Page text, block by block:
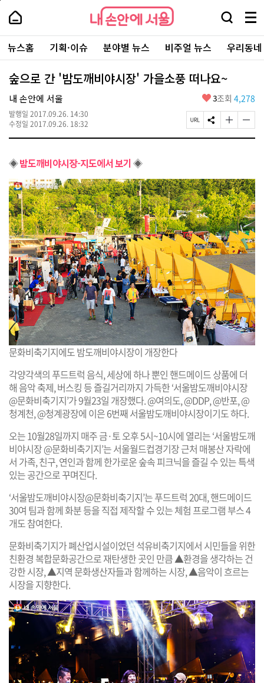
본
로
가
내
손
안
에
서
울
-
서
울
시
대
표
소
포
털
내
손
에
울
검
창
열
기
메
뉴
전
체
보
주
요
서
뉴스홈 기획·이슈 분야별 뉴스 비주얼 뉴스 우리동
숲으로 간 '밤도깨비야시장' 가을소풍 떠나요~
내 손안에 서울
발행일 2017.09.26. 14:30
수정일 2017.09.26. 18:32
좋
요
3조회 4,278
페
이
복
사
S
N
기
글
자
변
경
하
기
글
자
변
경
하
기
◈밤도깨비야시장-지도에서 보기◈
문화비축기지에도 밤도깨비야시장이 개장한다
각양각색의 푸드트럭 음식, 세상에 하나 뿐인 핸드메이드 상품에 더
해 음악 축제, 버스킹 등 즐길거리까지 가득한 ‘서울밤도깨비야시장
@문화비축기지’가 9월23일 개장했다. @여의도, @DDP, @반포, @
청계천, @청계광장에 이은 6번째 서울밤도깨비야시장이기도 하다.
오는 10월28일까지 매주 금·토 오후 5시~10시에 열리는 ‘서울밤도깨
비야시장 @문화비축기지’는 서울월드컵경기장 근처 매봉산 자락에
서 가족, 친구, 연인과 함께 한가로운 숲속 피크닉을 즐길 수 있는 특색
있는 공간으로 꾸며진다.
‘서울밤도깨비야시장@문화비축기지’는 푸드트럭 20대, 핸드메이드
30여 팀과 함께 화분 등을 직접 제작할 수 있는 체험 프로그램 부스 4
개도 참여한다.
문화비축기지가 폐산업시설이었던 석유비축기지에서 시민들을 위한
친환경 복합문화공간으로 재탄생한 곳인 만큼 ▲환경을 생각하는 건
강한 시장, ▲지역 문화생산자들과 함께하는 시장, ▲음악이 흐르는
시장을 지향한다.
페
상
단
로